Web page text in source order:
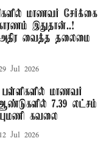
மாணவர் சேர்க்கை
இதுதான்..!
வைத்த தலைமை
Jul 2026
பள்ளிகளில் மாணவர்
7.39 லட்சம்
கவலை
12 Jul 2026